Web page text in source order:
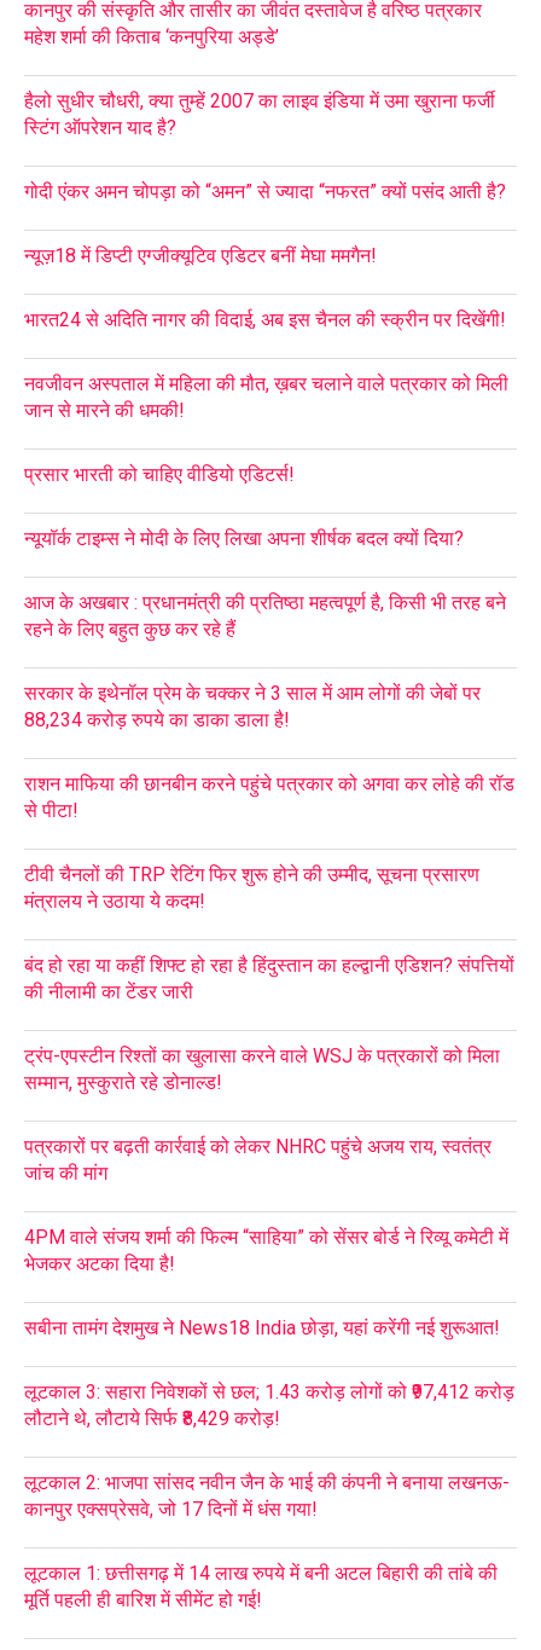
कानपुर की संस्कृति और तासीर का जीवंत दस्तावेज है वरिष्ठ पत्रकार
महेश शर्मा की किताब ‘कनपुरिया अड्डे’
हैलो सुधीर चौधरी, क्या तुम्हें 2007 का लाइव इंडिया में उमा खुराना फर्जी
स्टिंग ऑपरेशन याद है?
गोदी एंकर अमन चोपड़ा को “अमन” से ज्यादा “नफरत” क्यों पसंद आती है?
न्यूज़18 में डिप्टी एग्जीक्यूटिव एडिटर बनीं मेघा ममगैन!
भारत24 से अदिति नागर की विदाई, अब इस चैनल की स्क्रीन पर दिखेंगी!
नवजीवन अस्पताल में महिला की मौत, ख़बर चलाने वाले पत्रकार को मिली
जान से मारने की धमकी!
प्रसार भारती को चाहिए वीडियो एडिटर्स!
न्यूयॉर्क टाइम्स ने मोदी के लिए लिखा अपना शीर्षक बदल क्यों दिया?
आज के अखबार : प्रधानमंत्री की प्रतिष्ठा महत्वपूर्ण है, किसी भी तरह बने
रहने के लिए बहुत कुछ कर रहे हैं
सरकार के इथेनॉल प्रेम के चक्कर ने 3 साल में आम लोगों की जेबों पर
88,234 करोड़ रुपये का डाका डाला है!
राशन माफिया की छानबीन करने पहुंचे पत्रकार को अगवा कर लोहे की रॉड
से पीटा!
टीवी चैनलों की TRP रेटिंग फिर शुरू होने की उम्मीद, सूचना प्रसारण
मंत्रालय ने उठाया ये कदम!
बंद हो रहा या कहीं शिफ्ट हो रहा है हिंदुस्तान का हल्द्वानी एडिशन? संपत्तियों
की नीलामी का टेंडर जारी
ट्रंप-एपस्टीन रिश्तों का खुलासा करने वाले WSJ के पत्रकारों को मिला
सम्मान, मुस्कुराते रहे डोनाल्ड!
पत्रकारों पर बढ़ती कार्रवाई को लेकर NHRC पहुंचे अजय राय, स्वतंत्र
जांच की मांग
4PM वाले संजय शर्मा की फिल्म “साहिया” को सेंसर बोर्ड ने रिव्यू कमेटी में
भेजकर अटका दिया है!
सबीना तामंग देशमुख ने News18 India छोड़ा, यहां करेंगी नई शुरूआत!
लूटकाल 3: सहारा निवेशकों से छल; 1.43 करोड़ लोगों को ₹97,412 करोड़
लौटाने थे, लौटाये सिर्फ ₹8,429 करोड़!
लूटकाल 2: भाजपा सांसद नवीन जैन के भाई की कंपनी ने बनाया लखनऊ-
कानपुर एक्सप्रेसवे, जो 17 दिनों में धंस गया!
लूटकाल 1: छत्तीसगढ़ में 14 लाख रुपये में बनी अटल बिहारी की तांबे की
मूर्ति पहली ही बारिश में सीमेंट हो गई!